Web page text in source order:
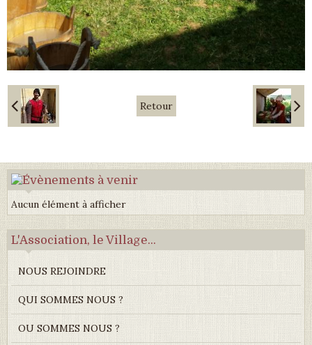
Retour
Aucun élément à afficher
L'Association, le Village...
NOUS REJOINDRE
QUI SOMMES NOUS ?
OU SOMMES NOUS ?